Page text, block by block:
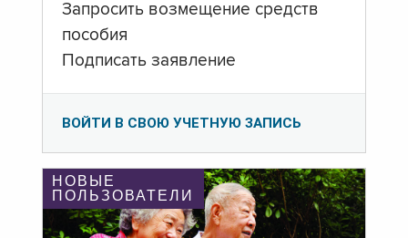
Запросить возмещение средств
пособия
Подписать заявление
ВОЙТИ В СВОЮ УЧЕТНУЮ ЗАПИСЬ
НОВЫЕ
ПОЛЬЗОВАТЕЛИ